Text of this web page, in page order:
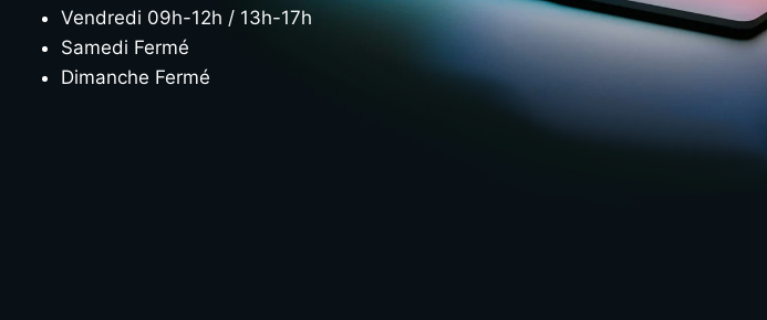
Vendredi 09h-12h / 13h-17h
Samedi Fermé
Dimanche Fermé